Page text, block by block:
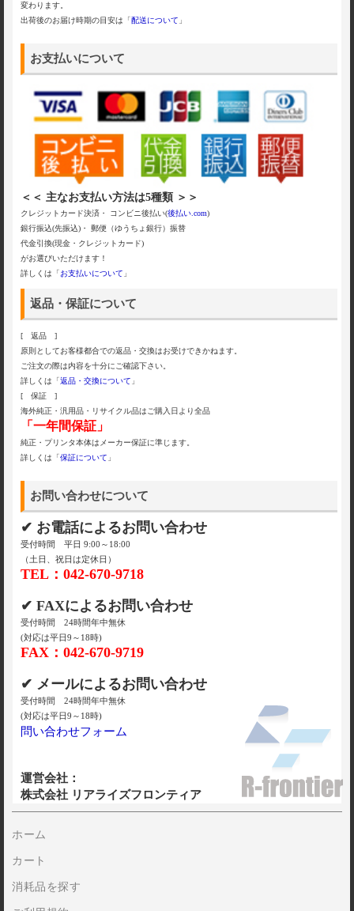
変わります。
出荷後のお届け時期の目安は「配送について 」
お支払いについて
＜＜ 主なお支払い方法は5種類 ＞＞
クレジットカード決済・ コンビニ後払い(後払い.com)
銀行振込(先振込)・ 郵便（ゆうちょ銀行）振替
代金引換(現金・クレジットカード)
がお選びいただけます！
詳しくは「お支払いについて 」
返品・保証について
[ 返品 ]
原則としてお客様都合での返品・交換はお受けできかねます。
ご注文の際は内容を十分にご確認下さい。
詳しくは「返品・交換について 」
[ 保証 ]
海外純正・汎用品・リサイクル品はご購入日より全品
「一年間保証」
純正・プリンタ本体はメーカー保証に準じます。
詳しくは「保証について 」
お問い合わせについて
✔ お電話によるお問い合わせ
受付時間 平日 9:00～18:00
（土日、祝日は定休日）
TEL：042-670-9718
✔ FAXによるお問い合わせ
受付時間 24時間年中無休
(対応は平日9～18時)
FAX：042-670-9719
✔ メールによるお問い合わせ
受付時間 24時間年中無休
(対応は平日9～18時)
問い合わせフォーム
運営会社：
株式会社 リアライズフロンティア
ホーム
カート
消耗品を探す